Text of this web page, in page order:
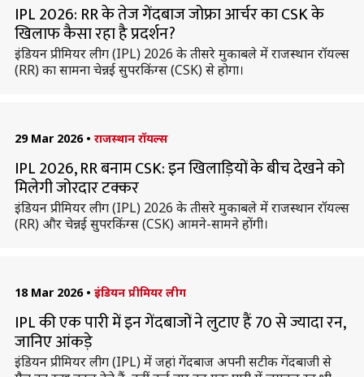
IPL 2026: RR के तेज गेंदबाज जोफ्रा आर्चर का CSK के
खिलाफ कैसा रहा है प्रदर्शन?
इंडियन प्रीमियर लीग (IPL) 2026 के तीसरे मुकाबले में राजस्थान रॉयल्स
(RR) का सामना चेन्नई सुपरकिंग्स (CSK) से होगा।
29 Mar 2026 • राजस्थान रॉयल्स
IPL 2026, RR बनाम CSK: इन खिलाड़ियों के बीच देखने को
मिलेगी जोरदार टक्कर
इंडियन प्रीमियर लीग (IPL) 2026 के तीसरे मुकाबले में राजस्थान रॉयल्स
(RR) और चेन्नई सुपरकिंग्स (CSK) आमने-सामने होंगी।
18 Mar 2026 • इंडियन प्रीमियर लीग
IPL की एक पारी में इन गेंदबाजों ने लुटाए हैं 70 से ज्यादा रन,
जानिए आंकड़े
इंडियन प्रीमियर लीग (IPL) में जहां गेंदबाज अपनी सटीक गेंदबाजी से